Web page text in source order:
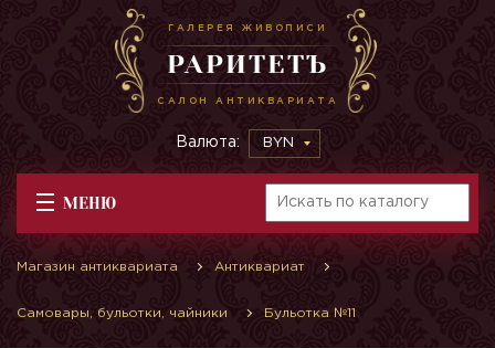
ГАЛЕРЕЯ ЖИВОПИСИ
РАРИТЕТЪ
САЛОН АНТИКВАРИАТА
Валюта: BYN
МЕНЮ
Магазин антиквариата Антиквариат
Самовары, бульотки, чайники Бульотка №11